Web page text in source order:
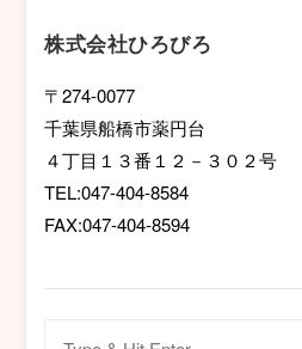
シ
ョ
ン
株式会社ひろびろ
〒274-0077
千葉県船橋市薬円台
４丁目１３番１２－３０２号
TEL:047-404-8584
FAX:047-404-8594